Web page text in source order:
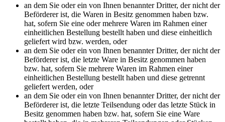
an dem Sie oder ein von Ihnen benannter Dritter, der nicht der
Beförderer ist, die Waren in Besitz genommen haben bzw.
hat, sofern Sie eine oder mehrere Waren im Rahmen einer
einheitlichen Bestellung bestellt haben und diese einheitlich
geliefert wird bzw. werden, oder
an dem Sie oder ein von Ihnen benannter Dritter, der nicht der
Beförderer ist, die letzte Ware in Besitz genommen haben
bzw. hat, sofern Sie mehrere Waren im Rahmen einer
einheitlichen Bestellung bestellt haben und diese getrennt
geliefert werden, oder
an dem Sie oder ein von Ihnen benannter Dritter, der nicht der
Beförderer ist, die letzte Teilsendung oder das letzte Stück in
Besitz genommen haben bzw. hat, sofern Sie eine Ware